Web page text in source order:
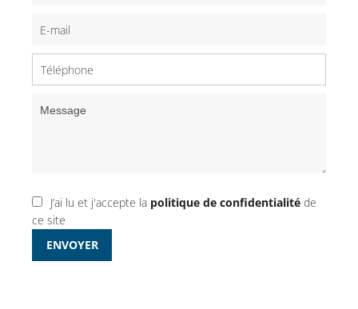
J’ai lu et j'accepte la politique de confidentialité de
ce site
ENVOYER